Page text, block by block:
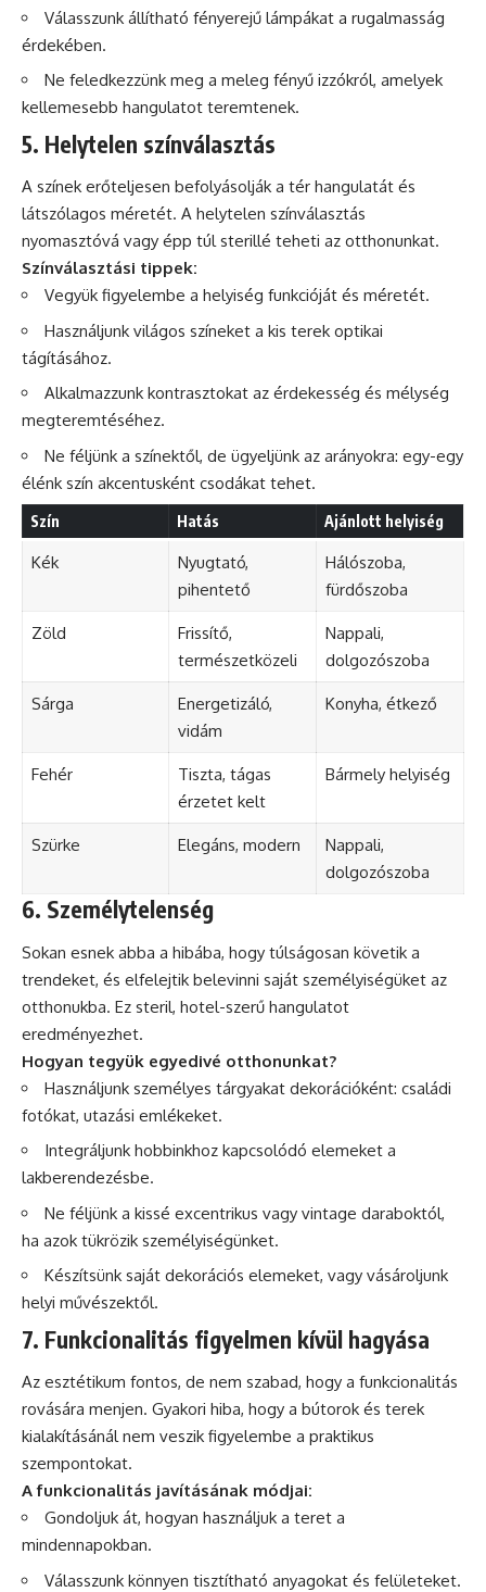
Válasszunk állítható fényerejű lámpákat a rugalmasság
érdekében.
Ne feledkezzünk meg a meleg fényű izzókról, amelyek
kellemesebb hangulatot teremtenek.
5. Helytelen színválasztás
A színek erőteljesen befolyásolják a tér hangulatát és
látszólagos méretét. A helytelen színválasztás
nyomasztóvá vagy épp túl sterillé teheti az otthonunkat.
Színválasztási tippek:
Vegyük figyelembe a helyiség funkcióját és méretét.
Használjunk világos színeket a kis terek optikai
tágításához.
Alkalmazzunk kontrasztokat az érdekesség és mélység
megteremtéséhez.
Ne féljünk a színektől, de ügyeljünk az arányokra: egy-egy
élénk szín akcentusként csodákat tehet.
Szín Hatás Ajánlott helyiség
Kék
Nyugtató,
pihentető
Hálószoba,
fürdőszoba
Zöld
Frissítő,
természetközeli
Nappali,
dolgozószoba
Sárga
Energetizáló,
vidám
Konyha, étkező
Fehér
Tiszta, tágas
érzetet kelt
Bármely helyiség
Szürke Elegáns, modern
Nappali,
dolgozószoba
6. Személytelenség
Sokan esnek abba a hibába, hogy túlságosan követik a
trendeket, és elfelejtik belevinni saját személyiségüket az
otthonukba. Ez steril, hotel-szerű hangulatot
eredményezhet.
Hogyan tegyük egyedivé otthonunkat?
Használjunk személyes tárgyakat dekorációként: családi
fotókat, utazási emlékeket.
Integráljunk hobbinkhoz kapcsolódó elemeket a
lakberendezésbe.
Ne féljünk a kissé excentrikus vagy vintage daraboktól,
ha azok tükrözik személyiségünket.
Készítsünk saját dekorációs elemeket, vagy vásároljunk
helyi művészektől.
7. Funkcionalitás figyelmen kívül hagyása
Az esztétikum fontos, de nem szabad, hogy a funkcionalitás
rovására menjen. Gyakori hiba, hogy a bútorok és terek
kialakításánál nem veszik figyelembe a praktikus
szempontokat.
A funkcionalitás javításának módjai:
Gondoljuk át, hogyan használjuk a teret a
mindennapokban.
Válasszunk könnyen tisztítható anyagokat és felületeket.